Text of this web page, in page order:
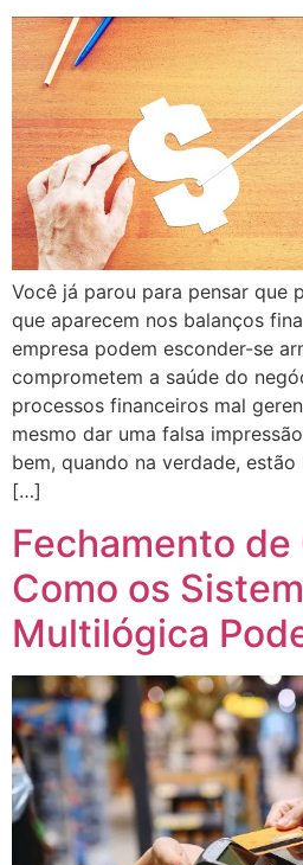
Você já parou para pensar que
que aparecem nos balanços
empresa podem esconder-se
comprometem a saúde do
processos financeiros mal
mesmo dar uma falsa
bem, quando na verdade,
[…]
Fechamento de
Como os
Multilógica